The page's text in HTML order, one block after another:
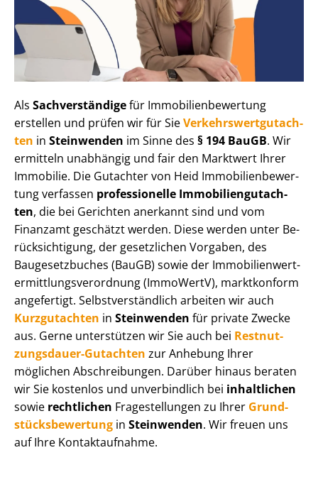
Als Sachverständigefür Im­mo­bi­li­en­be­wer­tung
erstellen und prüfen wir für SieVer­kehrs­wert­gut­ach­
ten in Steinwenden im Sinne des § 194 BauGB. Wir
ermitteln unabhängig und fair den Marktwert Ihrer
Immobilie. Die Gutachter von Heid Im­mo­bi­li­en­be­wer­
tung verfassen professionelle Im­mo­bi­li­en­gut­ach­
ten, die bei Gerichten anerkannt sind und vom
Finanzamt geschätzt werden. Diese werden unter Be­
rück­sich­ti­gung, der gesetzlichen Vorgaben, des
Baugesetzbuches (BauGB) sowie der Im­mo­bi­li­en­wert­
ermitt­lungs­ver­ord­nung (ImmoWertV), marktkonform
angefertigt. Selbst­ver­ständ­lich arbeiten wir auch
Kurzgutachten in Steinwenden für private Zwecke
aus. Gerne unterstützen wir Sie auch bei Rest­nut­
zungs­dau­er-Gutachten zur Anhebung Ihrer
möglichen Abschreibungen. Darüber hinaus beraten
wir Sie kostenlos und unverbindlich bei inhaltlichen
sowie rechtlichen Fragestellungen zu Ihrer Grund­
stücks­be­wer­tung in Steinwenden. Wir freuen uns
auf Ihre Kontaktaufnahme.